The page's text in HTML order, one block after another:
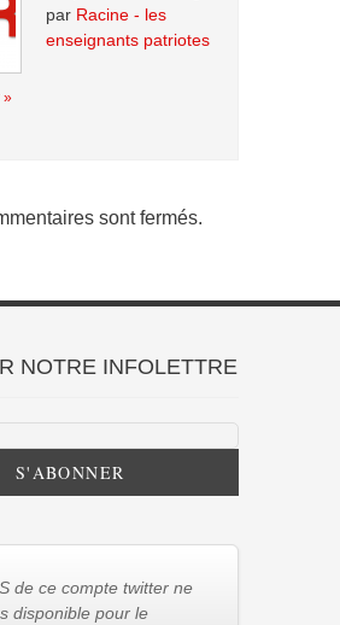
par Racine - les
enseignants patriotes
»
sont fermés.
NOTRE INFOLETTRE
de ce compte twitter ne
disponible pour le